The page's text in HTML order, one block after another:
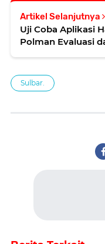
Artikel Selanjutnya
Uji Coba Aplikasi
Polman Evaluasi
Sulbar.